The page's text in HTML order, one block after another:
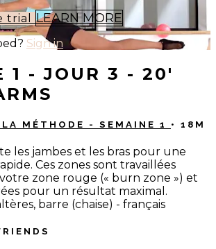
trial LEARN MORE
Sign in
1 - JOUR 3 - 20'
LA MÉTHODE - SEMAINE 1 • 18M
les jambes et les bras pour une
Ces zones sont travaillées
zone rouge (« burn zone ») et
pour un résultat maximal.
barre (chaise) - français